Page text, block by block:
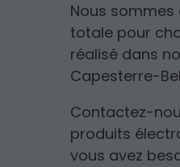
Nous
totale pour
réalisé dans
Capesterre-
Contactez-
produits
vous avez